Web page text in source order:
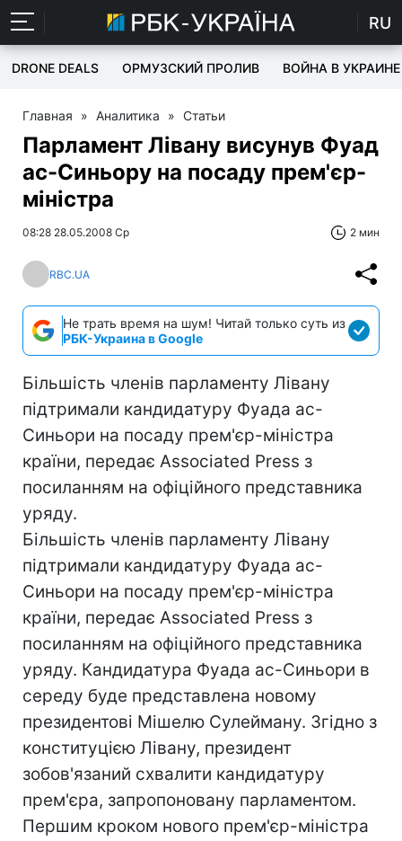
RU
DRONE DEALS ОРМУЗСКИЙ ПРОЛИВ ВОЙНА В УКРАИНЕ
Главная » Аналитика » Статьи
Парламент Лівану висунув Фуад
ас-Синьору на посаду прем'єр-
міністра
08:28 28.05.2008 Ср 2 мин
RBC.UA
Не трать время на шум! Читай только суть из
РБК-Украина в Google
Більшість членів парламенту Лівану
підтримали кандидатуру Фуада ас-
Синьори на посаду прем'єр-міністра
країни, передає Associated Press з
посиланням на офіційного представника
уряду.
Більшість членів парламенту Лівану
підтримали кандидатуру Фуада ас-
Синьори на посаду прем'єр-міністра
країни, передає Associated Press з
посиланням на офіційного представника
уряду. Кандидатура Фуада ас-Синьори в
середу буде представлена новому
президентові Мішелю Сулейману. Згідно з
конституцією Лівану, президент
зобов'язаний схвалити кандидатуру
прем'єра, запропоновану парламентом.
Першим кроком нового прем'єр-міністра